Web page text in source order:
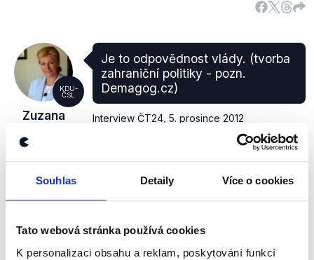
Souhlas Detaily Více o cookies
Tato webová stránka používá cookies
K personalizaci obsahu a reklam, poskytování funkcí
KDU-
ČSL
Zuzana
Je to odpovědnost vlády. (tvorba
zahraniční politiky - pozn.
Demagog.cz)
Interview ČT24 5. prosince 2012
PodleKoncepce(.pdf, str .23) zahraniční politiky
politiky především zahraniční služba, která
uskutečňuje politiku vlády. Z tohoto tedy vyplývá